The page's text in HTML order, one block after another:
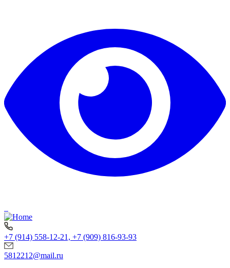
+7 (914) 558-12-21, +7 (909) 816-93-93
5812212@mail.ru